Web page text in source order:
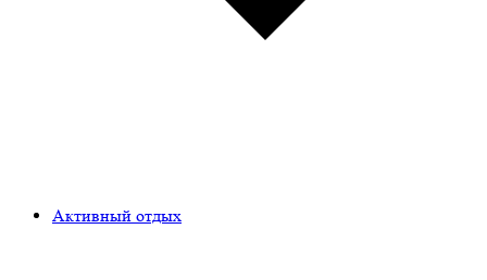
Активный отдых